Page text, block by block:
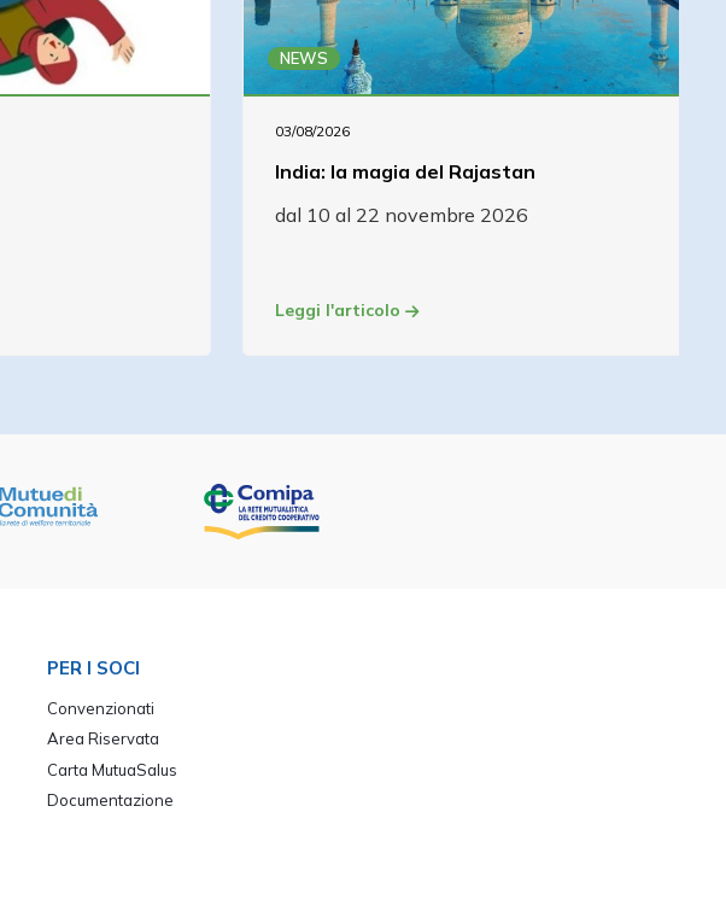
NEWS
03/08/2026
India: la magia del Rajastan
dal 10 al 22 novembre 2026
Leggi l'articolo
PER I SOCI
Convenzionati
Area Riservata
Carta MutuaSalus
Documentazione